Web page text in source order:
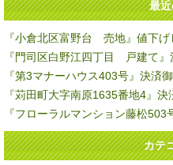
最
『小倉北区富野台 売地』値下
『門司区白野江四丁目 戸建て
『第3マナーハウス403号』決済
『苅田町大字南原1635番地4』
『フローラルマンション藤松
カテ